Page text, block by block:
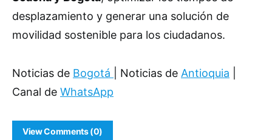
desplazamiento y generar una solución de
movilidad sostenible para los ciudadanos.
Noticias de Bogotá | Noticias de Antioquia
Canal de WhatsApp
View Comments (0)